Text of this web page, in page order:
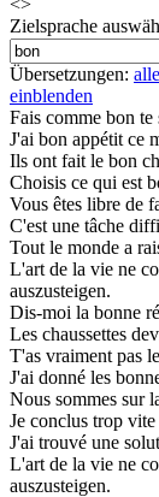
Zielsprache
Übersetzungen: alle
einblenden
Fais comme bon te
J'ai bon appétit ce
Ils ont fait le bon
Choisis ce qui est
Vous êtes libre de
C'est une tâche
Tout le monde a
L'art de la vie ne
auszusteigen.
Dis-moi la bonne
Les chaussettes
T'as vraiment pas
J'ai donné les
Nous sommes sur
Je conclus trop
J'ai trouvé une
L'art de la vie ne
auszusteigen.